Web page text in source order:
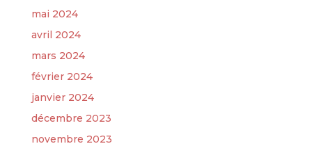
mai 2024
avril 2024
mars 2024
février 2024
janvier 2024
décembre 2023
novembre 2023